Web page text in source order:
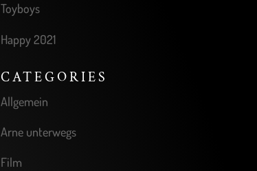
Toyboys
Happy 2021
CATEGORIES
Allgemein
Arne unterwegs
Film